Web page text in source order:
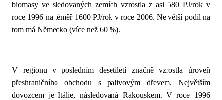
biomasy ve sledovaných zemích vzrostla z asi 580 PJ/rok v
roce 1996 na téměř 1600 PJ/rok v roce 2006. Největší podíl na
tom má Německo (více než 60 %).
V regionu v posledním desetiletí značně vzrostla úroveň
přeshraničního obchodu s palivovým dřevem. Největším
dovozcem je Itálie, následovaná Rakouskem. V roce 1996